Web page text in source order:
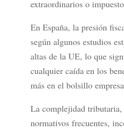
extraordinarios o
En España, la presión
según algunos estudios
altas de la UE, lo que
cualquier caída en los
más en el bolsillo
La complejidad tributaria,
normativos frecuentes,